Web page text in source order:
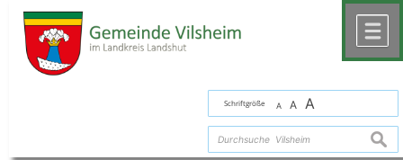
Schriftgröße A A A